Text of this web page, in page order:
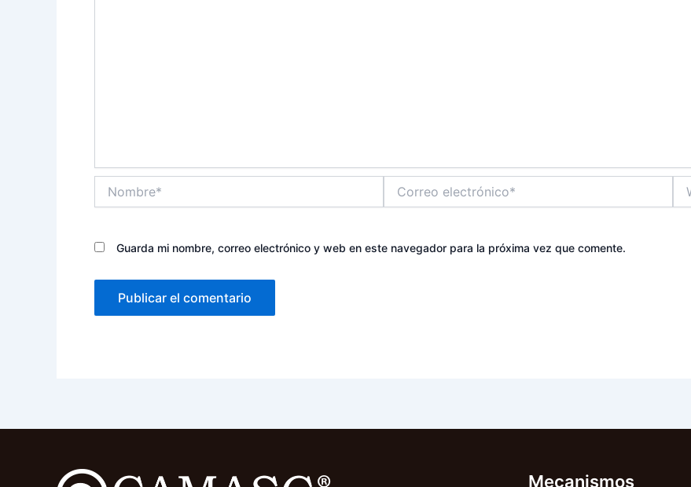
electrónico*
Guarda mi nombre, correo electrónico y web en este navegador para la próxima vez que comente.
Mecanismos